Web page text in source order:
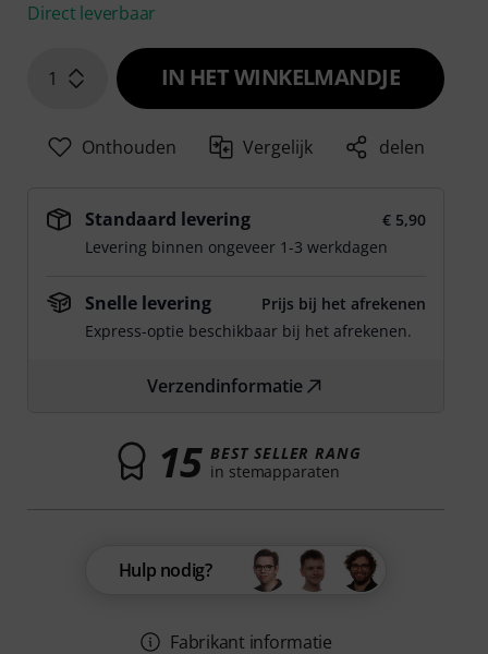
Direct leverbaar
1 IN HET WINKELMANDJE
Onthouden Vergelijk delen
Standaard levering
€ 5,90
Levering binnen ongeveer 1-3 werkdagen
Snelle levering
Prijs bij het afrekenen
Express-optie beschikbaar bij het afrekenen.
Verzendinformatie
15 BEST SELLER RANG
in stemapparaten
Hulp nodig?
Fabrikant informatie